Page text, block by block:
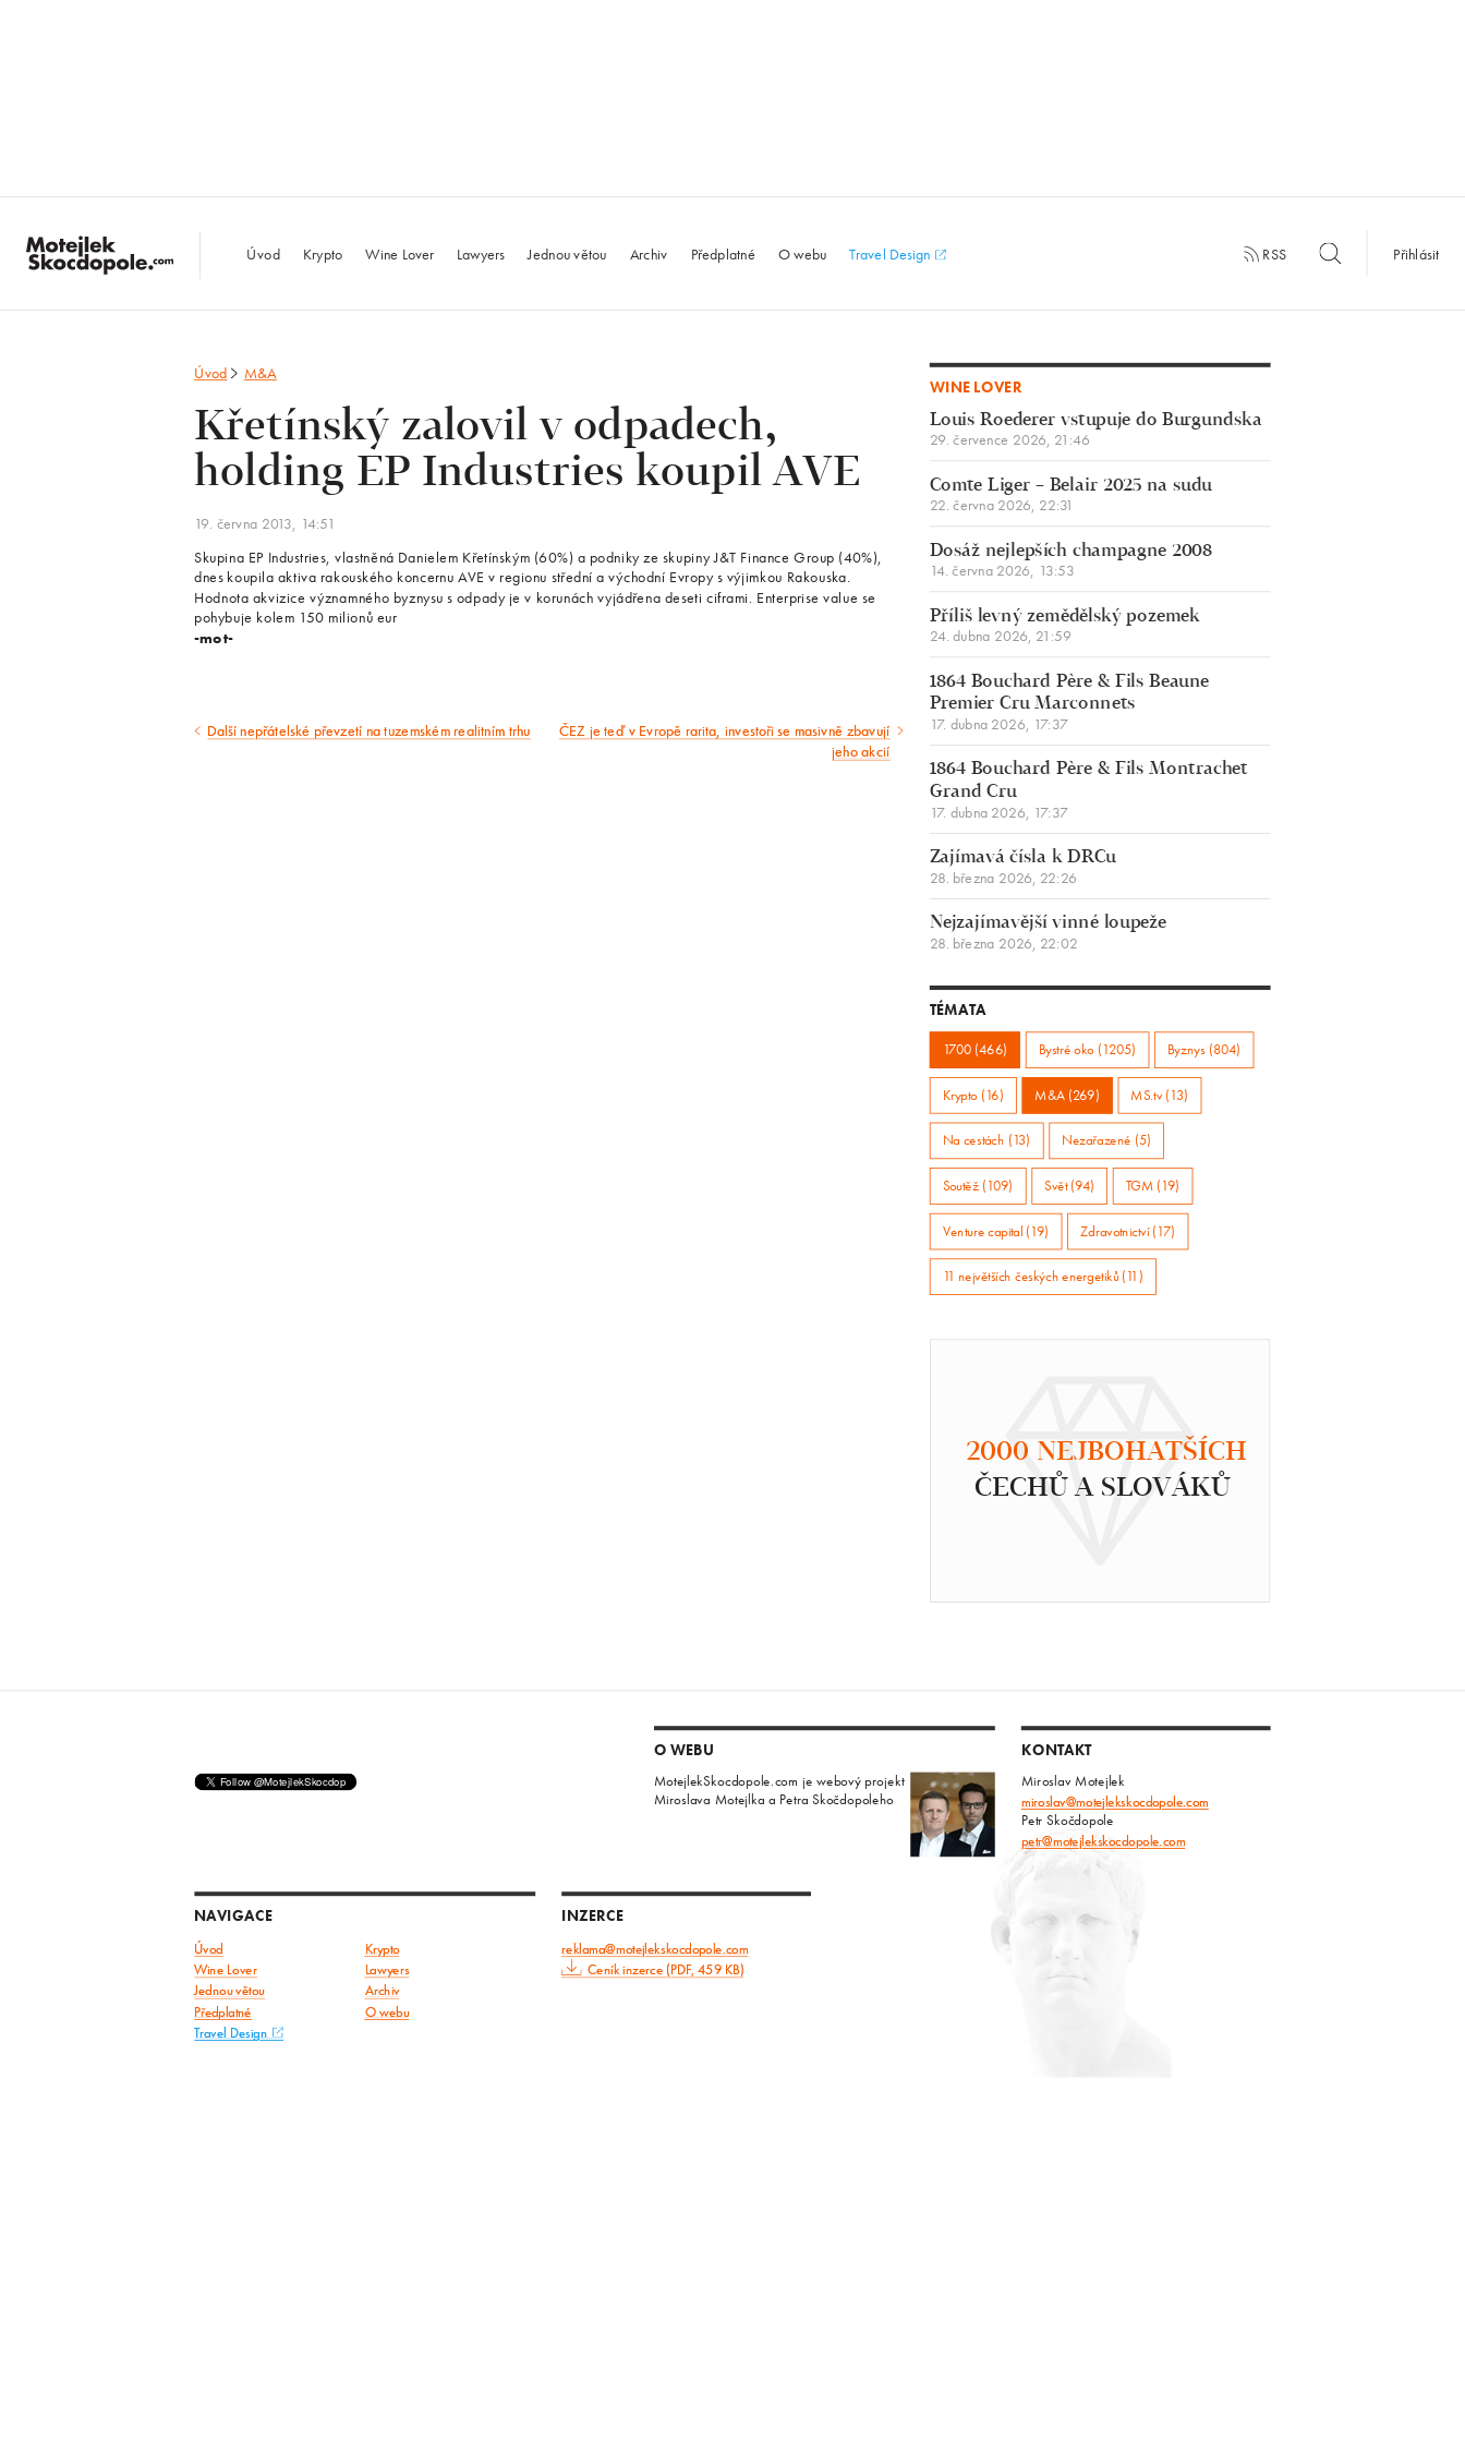
MotejlekSkocdopole.com
Úvod Krypto Wine Lover Lawyers Jednou větou Archiv Předplatné O webu Travel Design RSS Přihlásit
Úvod M&A
Křetínský zalovil v odpadech,
holding EP Industries koupil AVE
19. června 2013, 14:51
Skupina EP Industries, vlastněná Danielem Křetínským (60%) a podniky ze skupiny J&T Finance Group (40%),
dnes koupila aktiva rakouského koncernu AVE v regionu střední a východní Evropy s výjimkou Rakouska.
Hodnota akvizice významného byznysu s odpady je v korunách vyjádřena deseti ciframi. Enterprise value se
pohybuje kolem 150 milionů eur
-mot-
Předcházející
Další nepřátelské převzetí na tuzemském realitním trhu
Následující
ČEZ je teď v Evropě rarita, investoři se masivně zbavují
jeho akcií
WINE LOVER
Louis Roederer vstupuje do Burgundska
29. července 2026, 21:46
Comte Liger – Belair 2025 na sudu
22. června 2026, 22:31
Dosáž nejlepších champagne 2008
14. června 2026, 13:53
Příliš levný zemědělský pozemek
24. dubna 2026, 21:59
1864 Bouchard Père & Fils Beaune
Premier Cru Marconnets
17. dubna 2026, 17:37
1864 Bouchard Père & Fils Montrachet
Grand Cru
17. dubna 2026, 17:37
Zajímavá čísla k DRCu
28. března 2026, 22:26
Nejzajímavější vinné loupeže
28. března 2026, 22:02
TÉMATA
1700 (466) Bystré oko (1205) Byznys (804)
Krypto (16) M&A (269) MS.tv (13)
Na cestách (13) Nezařazené (5)
Soutěž (109) Svět (94) TGM (19)
Venture capital (19) Zdravotnictví (17)
11 největších českých energetiků (11)
2000 NEJBOHATŠÍCH
ČECHŮ A SLOVÁKŮ
O WEBU
MotejlekSkocdopole.com je webový projekt
Miroslava Motejlka a Petra Skočdopoleho
KONTAKT
Miroslav Motejlek
miroslav@motejlekskocdopole.com
Petr Skočdopole
petr@motejlekskocdopole.com
NAVIGACE
Úvod Krypto
Wine Lover
Lawyers
Jednou větou
Archiv
Předplatné O webu
Travel Design
INZERCE
reklama@motejlekskocdopole.com
Ceník inzerce (PDF, 459 KB)